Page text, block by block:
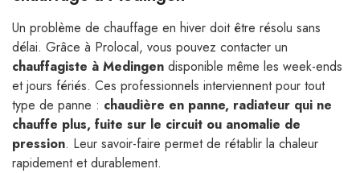
Un problème de chauffage en hiver doit être résolu sans
délai. Grâce à Prolocal, vous pouvez contacter un
chauffagiste à Medingen disponible même les week-ends
et jours fériés. Ces professionnels interviennent pour tout
type de panne : chaudière en panne, radiateur qui ne
chauffe plus, fuite sur le circuit ou anomalie de
pression. Leur savoir-faire permet de rétablir la chaleur
rapidement et durablement.